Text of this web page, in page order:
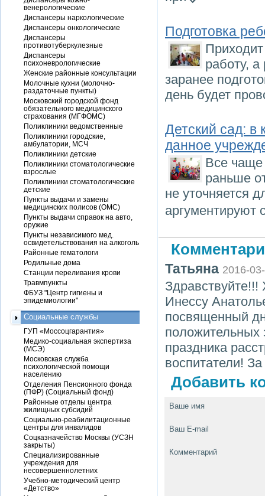
Подготовка
работу,
заранее
день будет
Детский сад: в
данное
Все чаще
раньше
не уточняется
аргументируют
Татьяна 2016-
Инессу
посвященный
положительных
праздника
воспитатели!
Добавить
Ваше имя
Ваш E-mail
Комментарий
венерологические
Диспансеры наркологические
Диспансеры онкологические
Диспансеры
противотуберкулезные
Диспансеры
психоневрологические
Женские районные консультации
Молочные кухни (молочно-
раздаточные пункты)
Московский городской фонд
обязательного медицинского
страхования (МГФОМС)
Поликлиники ведомственные
Поликлиники городские,
амбулатории, МСЧ
Поликлиники детские
Поликлиники стоматологические
взрослые
Поликлиники стоматологические
детские
Пункты выдачи и замены
медицинских полисов (ОМС)
Пункты выдачи справок на авто,
оружие
Пункты независимого мед.
освидетельствования на алкоголь
Районные гематологи
Родильные дома
Станции переливания крови
Травмпункты
ФБУЗ "Центр гигиены и
эпидемиологии"
Социальные службы
ГУП «Моссоцгарантия»
Медико-социальная экспертиза
(МСЭ)
Московская служба
психологической помощи
населению
Отделения Пенсионного фонда
(ПФР) (Социальный фонд)
Районные отделы центра
жилищных субсидий
Социально-реабилитационные
центры для инвалидов
Соцказначейство Москвы (УСЗН
закрыты)
Специализированные
учреждения для
несовершеннолетних
Учебно-методический центр
«Детство»